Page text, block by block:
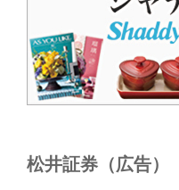
松井証券（広告）